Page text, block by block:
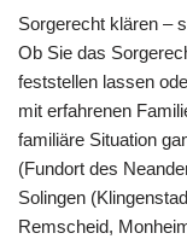
Sorgerecht klären –
Ob Sie das
feststellen lassen
mit erfahrenen
familiäre Situation
(Fundort des
Solingen
Remscheid,